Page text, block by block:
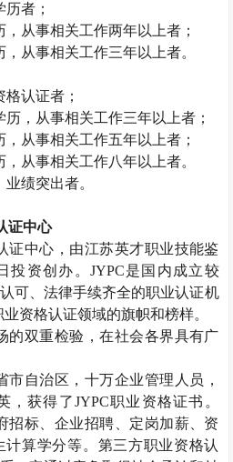
者；
从事相关工作两年以上者；
从事相关工作三年以上者。
认证者；
，从事相关工作三年以上者；
从事相关工作五年以上者；
从事相关工作八年以上者。
绩突出者。
证中心
证中心，由江苏英才职业技能鉴
投资创办。 JYPC是国内成立较
可、法律手续齐全的职业认证机
资格认证领域的旗帜和榜样。
的双重检验，在社会各界具有广
市自治区，十万企业管理人员，
，获得了JYPC职业资格证书。
招标、企业招聘、定岗加薪、资
算学分等。第三方职业资格认